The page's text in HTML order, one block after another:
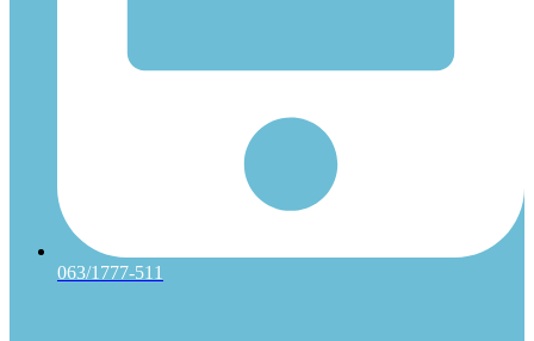
063/1777-511